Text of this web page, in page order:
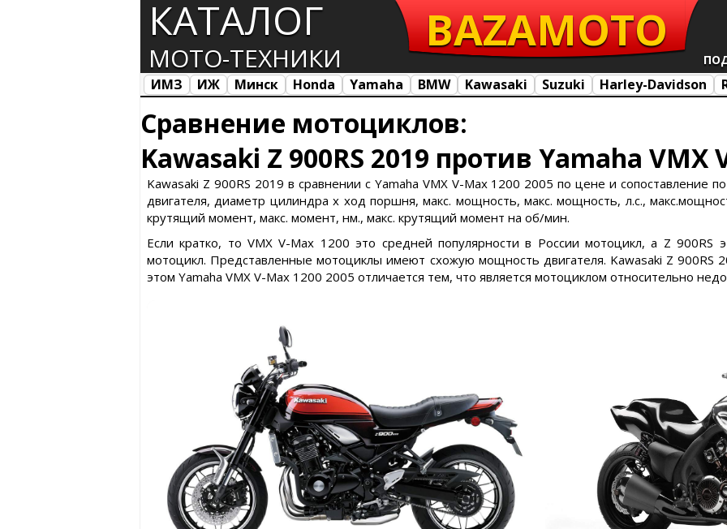
КАТАЛОГ
МОТО-ТЕХНИКИ
BAZAMOTO
ИМЗ ИЖ Минск Honda Yamaha BMW Kawasaki Suzuki Harley-Davidson
Сравнение мотоциклов:
Kawasaki Z 900RS 2019 против Yamaha VMX
Kawasaki Z 900RS 2019 в сравнении с Yamaha VMX V-Max 1200 2005 по цене и сопоставление
двигателя, диаметр цилиндра х ход поршня, макс. мощность, макс. мощность, л.с.,
крутящий момент, макс. момент, нм., макс. крутящий момент на об/мин.
Если кратко, то VMX V-Max 1200 это средней популярности в России мотоцикл, а Z
мотоцикл. Представленные мотоциклы имеют схожую мощность двигателя. Kawasaki Z
этом Yamaha VMX V-Max 1200 2005 отличается тем, что является мотоциклом относительно